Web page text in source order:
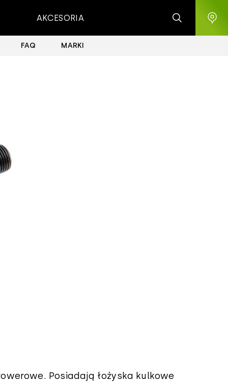
AKCESORIA
FAQ MARKI
Posiadają łożyska kulkowe